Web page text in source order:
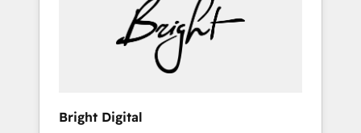
Impact Award 🏆2022 Technical Expertise
Impact Award 🏆2022 Platform Migration
Excellence Impact Award 🏆2020 Elite
Solutions Partner 🏆2019 Integrations
Website Design HubSpot Impact Award 🏆
Bright Digital